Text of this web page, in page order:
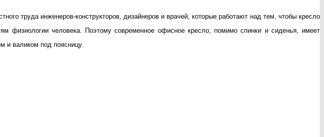
труда инженеров-конструкторов, дизайнеров и врачей, которые работают над тем, чтобы кресло
физиологии человека. Поэтому современное офисное кресло, помимо спинки и сиденья, имеет
и валиком под поясницу.